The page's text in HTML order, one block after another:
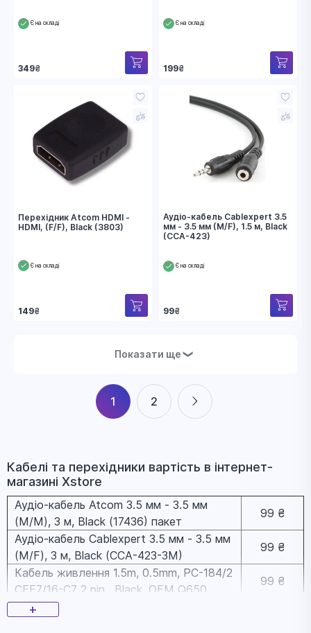
Є на складі
349₴
Є на складі
199₴
Перехідник Atcom HDMI -
HDMI, (F/F), Black (3803)
Є на складі
149₴
Аудіо-кабель Cablexpert 3.5
мм - 3.5 мм (M/F), 1.5 м, Black
(CCA-423)
Є на складі
99₴
Показати ще ❯
1 2
Кабелі та перехідники вapтіcть в інтернет-
магазині Xstore
Аудіо-кабель Atcom 3.5 мм - 3.5 мм
(M/M), 3 м, Black (17436) пакет
99 ₴
Аудіо-кабель Cablexpert 3.5 мм - 3.5 мм
(M/F), 3 м, Black (CCA-423-3M)
99 ₴
Кабель живлення 1.5m, 0.5mm, PC-184/2
CEE7/16-C7 2 pin , Black, OEM Q650
99 ₴
Адаптер Colorway (CW-AD-AC) USB-A -
+